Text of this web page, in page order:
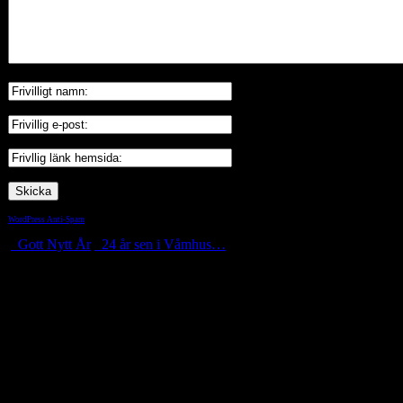
WordPress Anti-Spam
Gott Nytt År
24 år sen i Våmhus…